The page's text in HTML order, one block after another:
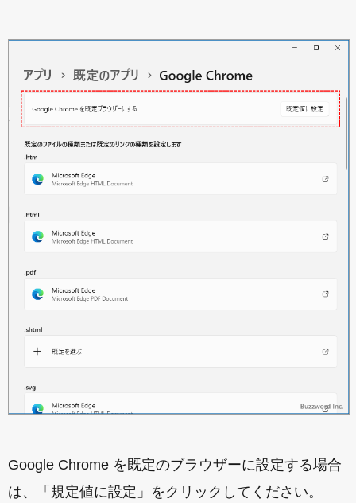
Google Chrome を既定のブラウザーに設定する場合
は、「規定値に設定」をクリックしてください。